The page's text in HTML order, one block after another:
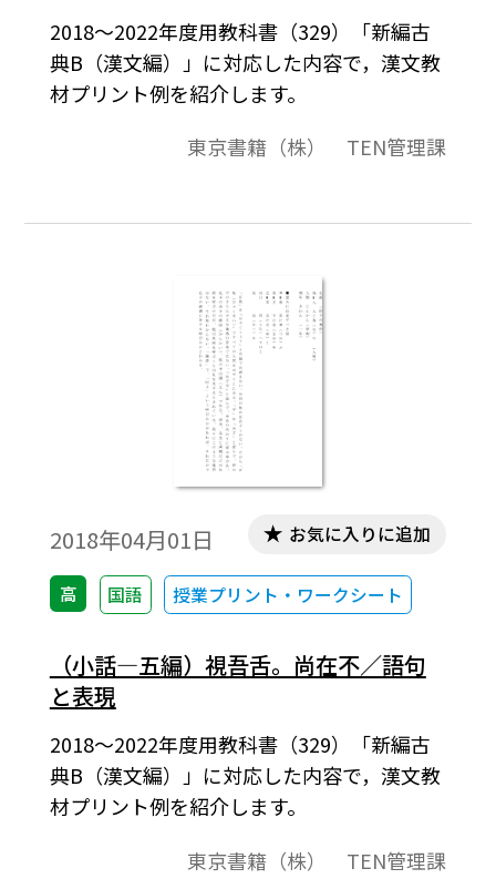
2018～2022年度用教科書（329）「新編古
典B（漢文編）」に対応した内容で，漢文教
材プリント例を紹介します。
東京書籍（株） TEN管理課
2018年04月01日
高 国語 授業プリント・ワークシート
お気に入りに追加
（小話―五編）視吾舌。尚在不／語句
と表現
2018～2022年度用教科書（329）「新編古
典B（漢文編）」に対応した内容で，漢文教
材プリント例を紹介します。
東京書籍（株） TEN管理課